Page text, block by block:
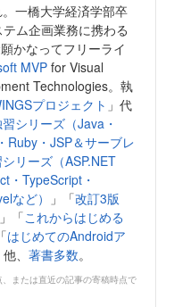
一橋大学経済学部卒
ム企画業務に携わる
かなってフリーライ
MVPfor Visual
Technologies。執
プロジェクト 」代
シリーズ（Java・
Ruby・JSP＆サーブレ
リーズ（ASP.NET
・TypeScript・
など）
」「改訂3版
」「これからはじめる
はじめてのAndroidア
他、 著書多数。
または直近の記事の寄稿時点で